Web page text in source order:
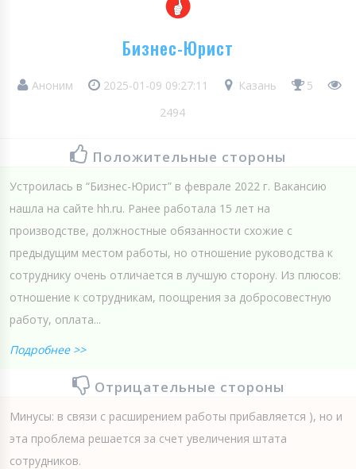
Бизнес-Юрист
Аноним 2025-01-09 09:27:11 Казань
5
2494
Положительные стороны
Устроилась в “Бизнес-Юрист” в феврале 2022 г. Вакансию
нашла на сайте hh.ru. Ранее работала 15 лет на
производстве, должностные обязанности схожие с
предыдущим местом работы, но отношение руководства к
сотруднику очень отличается в лучшую сторону. Из плюсов:
отношение к сотрудникам, поощрения за добросовестную
работу, оплата...
Подробнее >>
Отрицательные стороны
Минусы: в связи с расширением работы прибавляется ), но и
эта проблема решается за счет увеличения штата
сотрудников.